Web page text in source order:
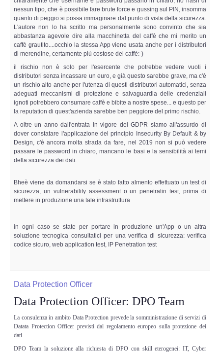
nessun tipo, che è possibile fare brute force e gussing sul PIN, insomma
quanto di peggio si possa immaginare dal punto di vista della sicurezza.
L'autore non lo ha scritto ma personalmente sono convinto che sia
abbastanza agevole dire alla macchinetta del caffè che mi merito un
caffè grautito....occhio la stessa App viene usata anche per i distributori
di merendine, certamente più costose del caffè:-)
il rischio non è solo per l'esercente che potrebbe vedere vuoti i
distributori senza incassare un euro, e già questo sarebbe grave, ma c'è
un rischio alto anche per l'utenza di questi distributori automatici, senza
adeguati meccanismi di protezione e salvaguardia delle credenziali
ignoti potrebbero consumare caffè e bibite a nostre spese... e questo per
la reputation di quest'azienda sarebbe ben peggiore del primo rischio.
A oltre un anno dall'entrata in vigore del GDPR siamo all'assurdo di
dover constatare l'applicazione del principio Insecurity By Default & by
Design, c'è ancora molta strada da fare, nel 2019 non si può vedere
passare le password in chiaro, mancano le basi e la sensibilità ai temi
della sicurezza dei dati.
Bheè viene da domandarsi se è stato fatto almento effettuato un test di
sicurezza, un vulnerability assessment o un penetratin test, prima di
mettere in produzione una tale infrastruttura
in ogni caso se state per portare in produzione un'App o un altra
soluzione tecnogica consultatici per una verifica di sicurezza: verifica
codice sicuro, web application test, IP Penetration test
Data Protection Officer
Data Protection Officer: DPO Team
La consulenza in ambito Data Protection prevede la somministrazione di servizi di
Datata Protection Officer previsti dal regolamento europeo sulla protezione dei
dati.
DPO Team la soluzione alla richiesta di DPO con skill eterogenei: IT, Cyber